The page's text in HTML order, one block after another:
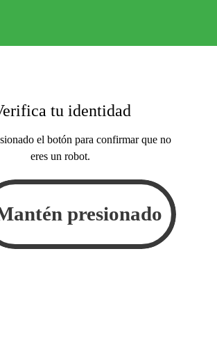
tu identidad
el botón para confirmar que no
eres un robot.